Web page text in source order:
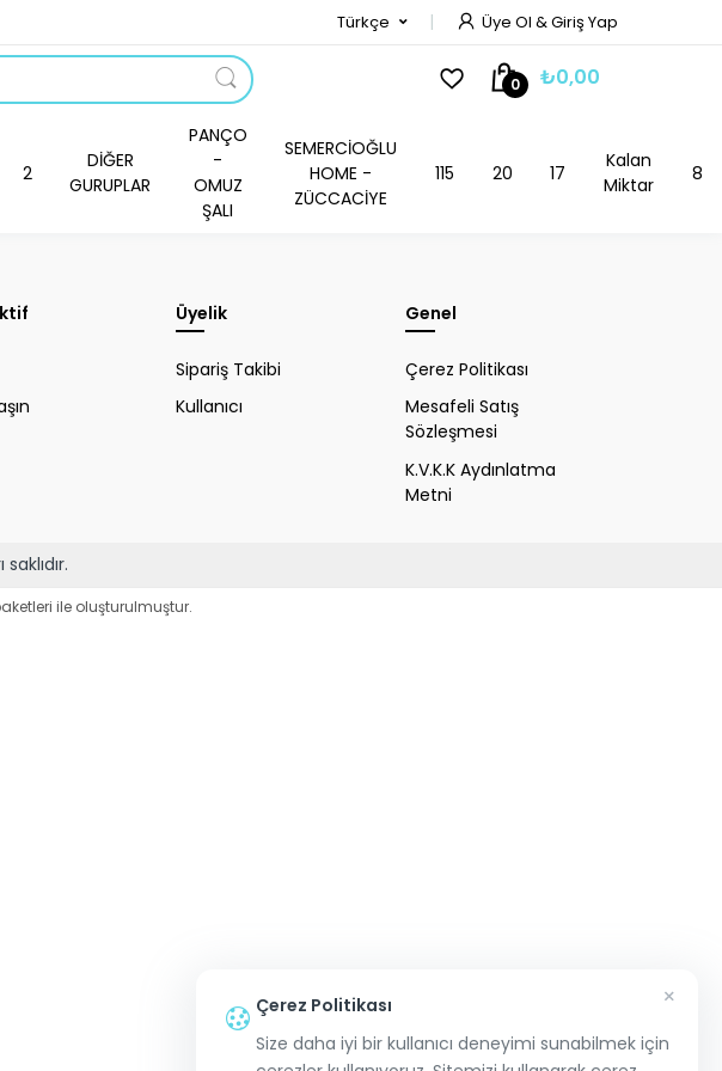
Türkçe Üye Ol & Giriş Yap
0 ₺0,00
2
DİĞER
GURUPLAR
PANÇO
-
OMUZ
ŞALI
SEMERCİOĞLU
HOME -
ZÜCCACİYE
115 20 17
Kalan
Miktar
8
Üyelik
Sipariş Takibi
Kullanıcı
Genel
Çerez Politikası
Mesafeli Satış
Sözleşmesi
K.V.K.K Aydınlatma
Metni
ile oluşturulmuştur.
Çerez Politikası
Size daha iyi bir kullanıcı deneyimi sunabilmek için
×